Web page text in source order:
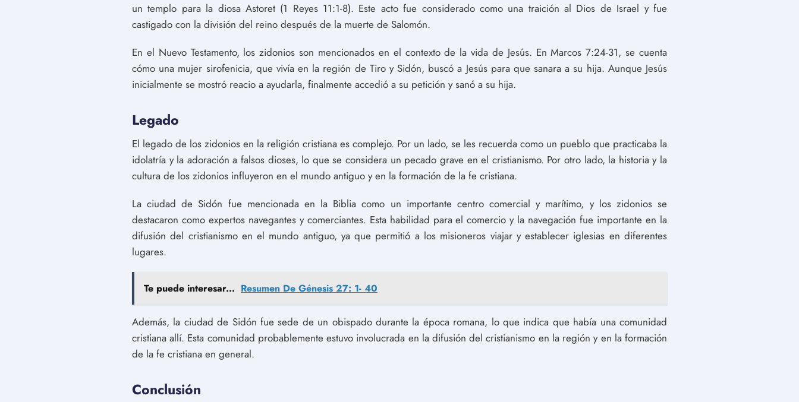
un templo para la diosa Astoret (1 Reyes 11:1-8). Este acto fue considerado como una traición al Dios de Israel y fue
castigado con la división del reino después de la muerte de Salomón.
En el Nuevo Testamento, los zidonios son mencionados en el contexto de la vida de Jesús. En Marcos 7:24-31, se cuenta
cómo una mujer sirofenicia, que vivía en la región de Tiro y Sidón, buscó a Jesús para que sanara a su hija. Aunque Jesús
inicialmente se mostró reacio a ayudarla, finalmente accedió a su petición y sanó a su hija.
Legado
El legado de los zidonios en la religión cristiana es complejo. Por un lado, se les recuerda como un pueblo que practicaba la
idolatría y la adoración a falsos dioses, lo que se considera un pecado grave en el cristianismo. Por otro lado, la historia y la
cultura de los zidonios influyeron en el mundo antiguo y en la formación de la fe cristiana.
La ciudad de Sidón fue mencionada en la Biblia como un importante centro comercial y marítimo, y los zidonios se
destacaron como expertos navegantes y comerciantes. Esta habilidad para el comercio y la navegación fue importante en la
difusión del cristianismo en el mundo antiguo, ya que permitió a los misioneros viajar y establecer iglesias en diferentes
lugares.
Te puede interesar... Resumen De Génesis 27: 1- 40
Además, la ciudad de Sidón fue sede de un obispado durante la época romana, lo que indica que había una comunidad
cristiana allí. Esta comunidad probablemente estuvo involucrada en la difusión del cristianismo en la región y en la formación
de la fe cristiana en general.
Conclusión